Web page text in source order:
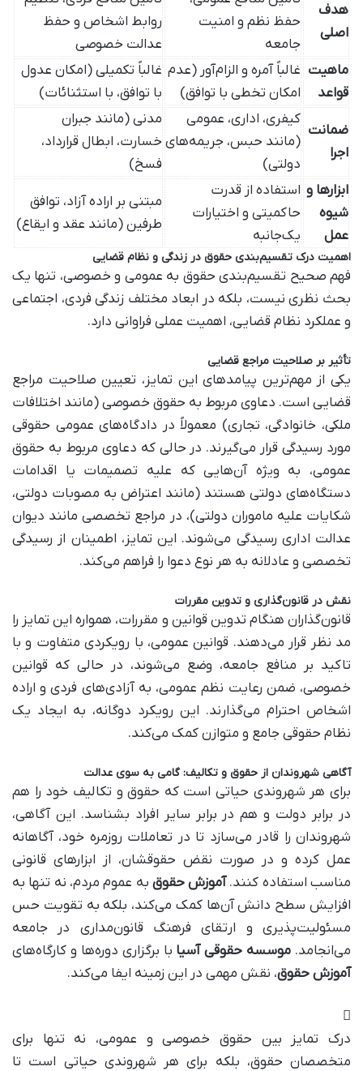
هدف
اصلی
حفظ نظم و امنیت
جامعه
روابط اشخاص و حفظ
عدالت خصوصی
ماهیت
قواعد
غالباً آمره و الزام‌آور (عدم
امکان تخطی با توافق)
غالباً تکمیلی (امکان عدول
با توافق، با استثنائات)
ضمانت
اجرا
کیفری، اداری، عمومی
(مانند حبس، جریمه‌های
دولتی)
مدنی (مانند جبران
خسارت، ابطال قرارداد،
فسخ)
ابزارها و
شیوه
عمل
استفاده از قدرت
حاکمیتی و اختیارات
یک‌جانبه
مبتنی بر اراده آزاد، توافق
طرفین (مانند عقد و ایقاع)
اهمیت درک تقسیم‌بندی حقوق در زندگی و نظام قضایی
فهم صحیح تقسیم‌بندی حقوق به عمومی و خصوصی، تنها یک
بحث نظری نیست، بلکه در ابعاد مختلف زندگی فردی، اجتماعی
و عملکرد نظام قضایی، اهمیت عملی فراوانی دارد.
تأثیر بر صلاحیت مراجع قضایی
یکی از مهم‌ترین پیامدهای این تمایز، تعیین صلاحیت مراجع
قضایی است. دعاوی مربوط به حقوق خصوصی (مانند اختلافات
ملکی، خانوادگی، تجاری) معمولاً در دادگاه‌های عمومی حقوقی
مورد رسیدگی قرار می‌گیرند. در حالی که دعاوی مربوط به حقوق
عمومی، به ویژه آن‌هایی که علیه تصمیمات یا اقدامات
دستگاه‌های دولتی هستند (مانند اعتراض به مصوبات دولتی،
شکایات علیه ماموران دولتی)، در مراجع تخصصی مانند دیوان
عدالت اداری رسیدگی می‌شوند. این تمایز، اطمینان از رسیدگی
تخصصی و عادلانه به هر نوع دعوا را فراهم می‌کند.
نقش در قانون‌گذاری و تدوین مقررات
قانون‌گذاران هنگام تدوین قوانین و مقررات، همواره این تمایز را
مد نظر قرار می‌دهند. قوانین عمومی، با رویکردی متفاوت و با
تاکید بر منافع جامعه، وضع می‌شوند، در حالی که قوانین
خصوصی، ضمن رعایت نظم عمومی، به آزادی‌های فردی و اراده
اشخاص احترام می‌گذارند. این رویکرد دوگانه، به ایجاد یک
نظام حقوقی جامع و متوازن کمک می‌کند.
آگاهی شهروندان از حقوق و تکالیف: گامی به سوی عدالت
برای هر شهروندی حیاتی است که حقوق و تکالیف خود را هم
در برابر دولت و هم در برابر سایر افراد بشناسد. این آگاهی،
شهروندان را قادر می‌سازد تا در تعاملات روزمره خود، آگاهانه
عمل کرده و در صورت نقض حقوقشان، از ابزارهای قانونی
مناسب استفاده کنند.آموزش حقوق به عموم مردم، نه تنها به
افزایش سطح دانش آن‌ها کمک می‌کند، بلکه به تقویت حس
مسئولیت‌پذیری و ارتقای فرهنگ قانون‌مداری در جامعه
می‌انجامد. موسسه حقوقی آسیا با برگزاری دوره‌ها و کارگاه‌های
آموزش حقوق، نقش مهمی در این زمینه ایفا می‌کند.
درک تمایز بین حقوق خصوصی و عمومی، نه تنها برای
متخصصان حقوق، بلکه برای هر شهروندی حیاتی است تا